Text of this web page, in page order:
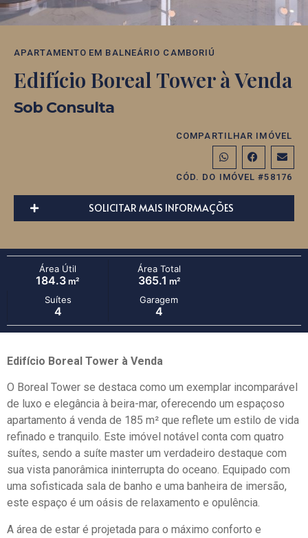
APARTAMENTO EM BALNEÁRIO CAMBORIÚ
Edifício Boreal Tower à Venda
Sob Consulta
COMPARTILHAR IMÓVEL
CÓD. DO IMÓVEL #58176
SOLICITAR MAIS INFORMAÇÕES
Área Útil
184.3 m²
Área Total
365.1 m²
Suítes
4
Garagem
4
Edifício Boreal Tower à Venda
O Boreal Tower se destaca como um exemplar incomparável
de luxo e elegância à beira-mar, oferecendo um espaçoso
apartamento á venda de 185 m² que reflete um estilo de vida
refinado e tranquilo. Este imóvel notável conta com quatro
suítes, sendo a suíte master um verdadeiro destaque com
sua vista panorâmica ininterrupta do oceano. Equipado com
uma sofisticada sala de banho e uma banheira de imersão,
este espaço é um oásis de relaxamento e opulência.
A área de estar é projetada para o máximo conforto e